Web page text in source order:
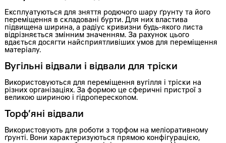
Експлуатуються для зняття родючого шару ґрунту та його
переміщення в складовані бурти. Для них властива
підвищена ширина, а радіус кривизни будь-якого листа
відрізняється змінним значенням. За рахунок цього
вдається досягти найсприятливіших умов для переміщення
матеріалу.
Вугільні відвали і відвали для тріски
Використовуються для переміщення вугілля і тріски на
різних організаціях. За формою це сферичні пристрої з
великою шириною і гідроперескопом.
Торф’яні відвали
Використовують для роботи з торфом на меліоративному
ґрунті. Вони характеризуються прямою конфігурацією,